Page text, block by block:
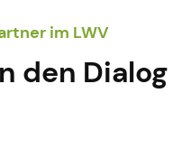
im LWV
den Dialog